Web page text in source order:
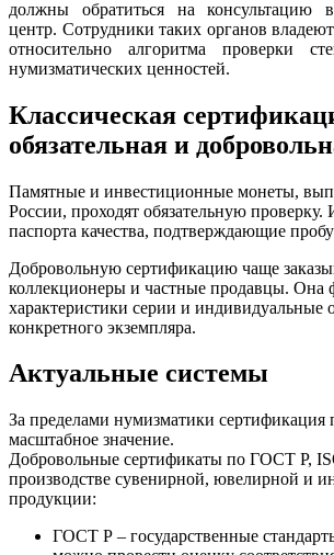
должны обратиться на консультацию
центр. Сотрудники таких органов
относительно алгоритма проверки
нумизматических ценностей.
Классическая
обязательная и
Памятные и инвестиционные монеты,
России, проходят обязательную
паспорта качества, подтверждающие
Добровольную сертификацию чаще
коллекционеры и частные продавцы. Она
характеристики серии и индивидуальные
конкретного экземпляра.
Актуальные системы
За пределами нумизматики сертификация
масштабное значение.
Добровольные сертификаты по ГОСТ Р,
производстве сувенирной, ювелирной и
продукции:
ГОСТ Р – государственные